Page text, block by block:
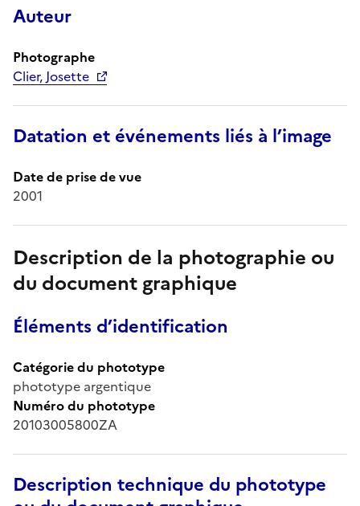
Auteur
Photographe
Clier, Josette
Datation et événements liés à l’image
Date de prise de vue
2001
Description de la photographie ou
du document graphique
Éléments d’identification
Catégorie du phototype
phototype argentique
Numéro du phototype
20103005800ZA
Description technique du phototype